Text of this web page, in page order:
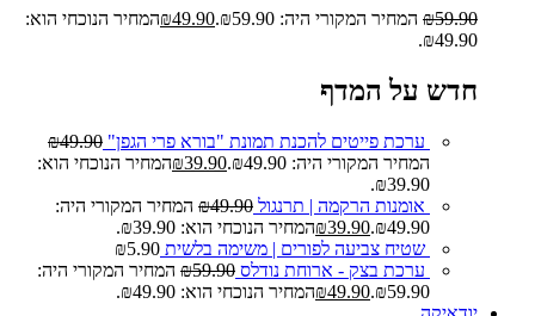
₪59.90 המחיר המקורי היה: ₪59.90. ₪49.90
המחיר הנוכחי הוא:
₪49.90.
חדש על המדף
ערכת פייטים להכנת תמונת "בורא פרי הגפן" ₪49.90
המחיר המקורי היה: ₪49.90.
₪39.90
המחיר הנוכחי הוא:
₪39.90.
אומנות הרקמה | תרנגול
₪49.90
המחיר המקורי היה:
₪49.90.
₪39.90
המחיר הנוכחי הוא: ₪39.90.
שטיח צביעה לפורים | משימה בלשית
₪5.90
ערכת בצק - ארוחת נודלס
₪59.90
המחיר המקורי היה:
₪59.90.
₪49.90
המחיר הנוכחי הוא: ₪49.90.